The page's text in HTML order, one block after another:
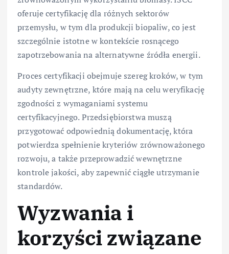
oferuje certyfikację dla różnych sektorów
przemysłu, w tym dla produkcji biopaliw, co jest
szczególnie istotne w kontekście rosnącego
zapotrzebowania na alternatywne źródła energii.
Proces certyfikacji obejmuje szereg kroków, w tym
audyty zewnętrzne, które mają na celu weryfikację
zgodności z wymaganiami systemu
certyfikacyjnego. Przedsiębiorstwa muszą
przygotować odpowiednią dokumentację, która
potwierdza spełnienie kryteriów zrównoważonego
rozwoju, a także przeprowadzić wewnętrzne
kontrole jakości, aby zapewnić ciągłe utrzymanie
standardów.
Wyzwania i
korzyści związane